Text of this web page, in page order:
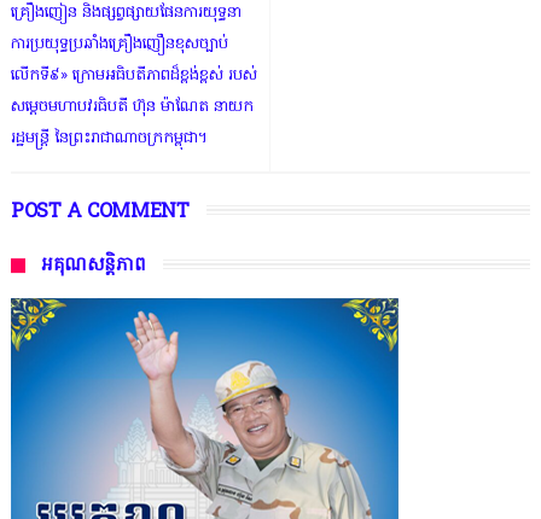
គ្រឿងញៀន និងផ្សព្វផ្សាយផែនការយុទ្ធនា
ការប្រយុទ្ធប្រឆាំងគ្រឿងញឿនខុសច្បាប់
លើកទី៩» ក្រោមអធិបតីភាពដ៏ខ្ពង់ខ្ពស់ របស់
សម្តេចមហាបវរធិបតី ហ៊ុន ម៉ាណែត នាយក
រដ្ឋមន្ត្រី នៃព្រះរាជាណាចក្រកម្ពុជា។
POST A COMMENT
អគុណសន្តិភាព